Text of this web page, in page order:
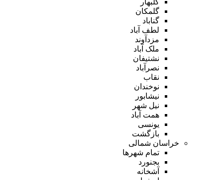
گلمکان
گناباد
لطف آباد
مزدآوند
ملک آباد
نشتیفان
نصرآباد
نقاب
نوخندان
نیشابور
نیل شهر
همت آباد
یونسی
بازگشت
خراسان شمالی
تمام شهر‌ها
بجنورد
آشخانه